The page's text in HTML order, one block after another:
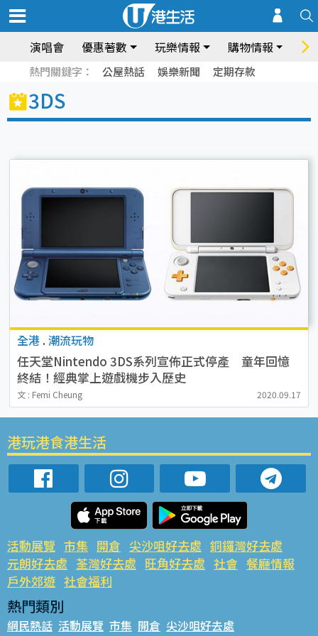
演唱會 優惠著數 玩樂情報 購物情報 飲
熱門關鍵字： 公屋熱話 娛樂新聞 定期存款
3DS
全港 . 潮流玩物
任天堂Nintendo 3DS系列宣佈正式停產 童年回憶
終結！經典掌上遊戲機步入歷史
文 : Femi Cheung 2020.09.17
港玩港食港生活
活動展覽 市集 開倉 尖沙咀好去處 銅鑼灣好去處
元朗好去處 荃灣好去處 旺角好去處 社會 餐廳情報
戶外郊遊 社會福利
熱門類別
網民熱話 活動展覽 市集 開倉 尖沙咀好去處